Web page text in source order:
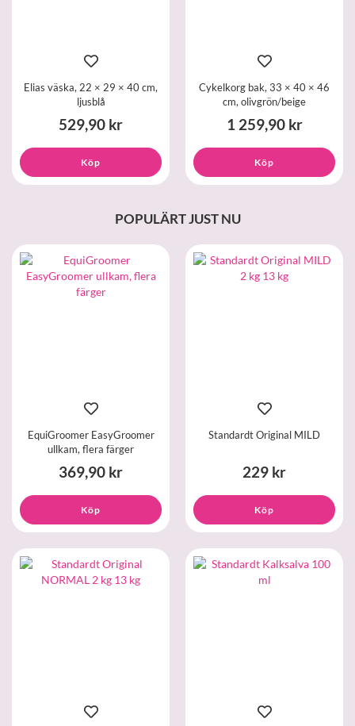
Elias väska, 22 × 29 × 40 cm,
ljusblå
529,90 kr
Köp
Cykelkorg bak, 33 × 40 × 46
cm, olivgrön/beige
1 259,90 kr
Köp
POPULÄRT JUST NU
EquiGroomer EasyGroomer
ullkam, flera färger
369,90 kr
Köp
Standardt Original MILD
229 kr
Köp